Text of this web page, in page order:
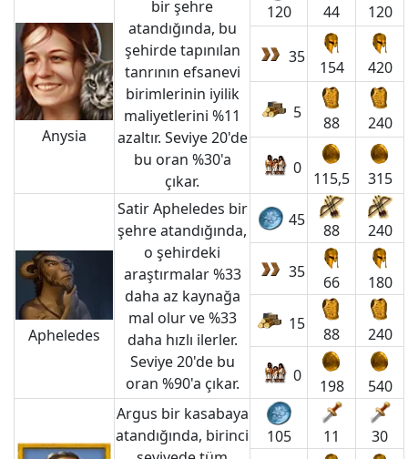
Anysia
bir şehre
atandığında, bu
şehirde tapınılan
tanrının efsanevi
birimlerinin iyilik
maliyetlerini %11
azaltır. Seviye 20'de
bu oran %30'a
çıkar.
120 44 120
35
154 420
5
88 240
0
115,5 315
Apheledes
Satir Apheledes bir
şehre atandığında,
o şehirdeki
araştırmalar %33
daha az kaynağa
mal olur ve %33
daha hızlı ilerler.
Seviye 20'de bu
oran %90'a çıkar.
45
88 240
35
66 180
15
88 240
0
198
540
Argus bir kasabaya
atandığında, birinci
105 11 30